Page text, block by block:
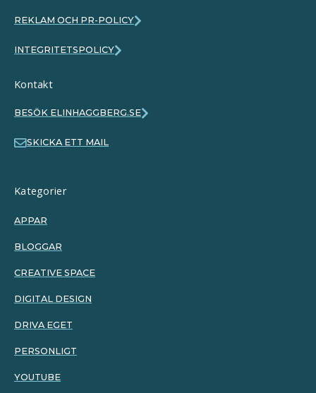
REKLAM OCH PR-POLICY
INTEGRITETSPOLICY
Kontakt
BESÖK ELINHAGGBERG.SE
SKICKA ETT MAIL
Kategorier
APPAR
BLOGGAR
CREATIVE SPACE
DIGITAL DESIGN
DRIVA EGET
PERSONLIGT
YOUTUBE